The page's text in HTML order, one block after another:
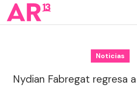
Noticias
Nydian Fabregat regresa